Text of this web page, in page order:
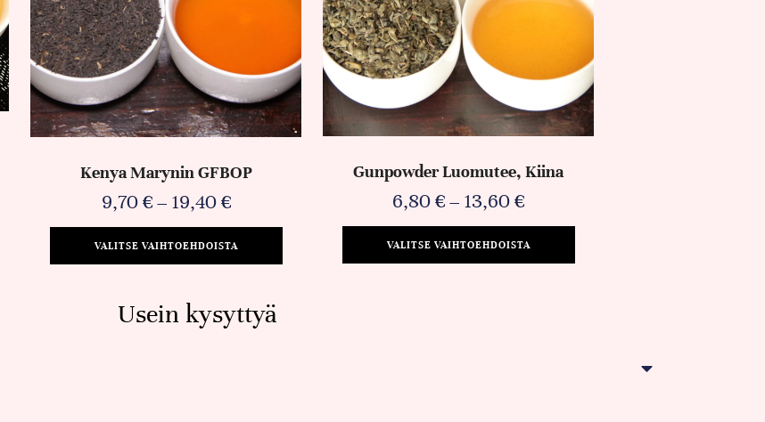
Kenya Marynin GFBOP
9,70€ – 19,40€
VALITSE VAIHTOEHDOISTA
Gunpowder Luomutee, Kiina
6,80€– 13,60€
VALITSE VAIHTOEHDOISTA
Usein kysyttyä